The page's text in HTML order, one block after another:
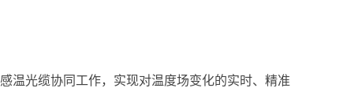
温光缆协同工作，实现对温度场变化的实时、精准